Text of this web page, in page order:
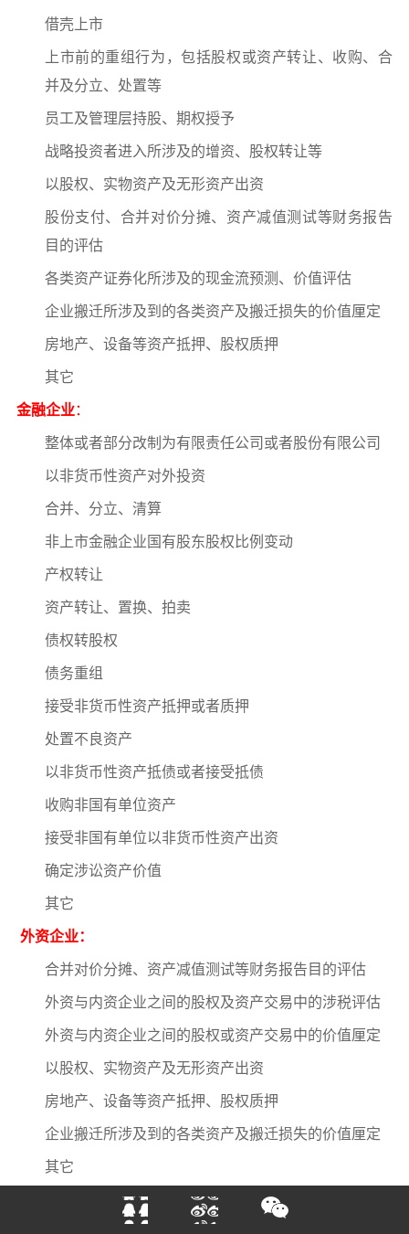
借壳上市
上市前的重组行为，包括股权或资产转让、收购、合
并及分立、处置等
员工及管理层持股、期权授予
战略投资者进入所涉及的增资、股权转让等
以股权、实物资产及无形资产出资
股份支付、合并对价分摊、资产减值测试等财务报告
目的评估
各类资产证券化所涉及的现金流预测、价值评估
企业搬迁所涉及到的各类资产及搬迁损失的价值厘定
房地产、设备等资产抵押、股权质押
其它
金融企业：
整体或者部分改制为有限责任公司或者股份有限公司
以非货币性资产对外投资
合并、分立、清算
非上市金融企业国有股东股权比例变动
产权转让
资产转让、置换、拍卖
债权转股权
债务重组
接受非货币性资产抵押或者质押
处置不良资产
以非货币性资产抵债或者接受抵债
收购非国有单位资产
接受非国有单位以非货币性资产出资
确定涉讼资产价值
其它
外资企业：
合并对价分摊、资产减值测试等财务报告目的评估
外资与内资企业之间的股权及资产交易中的涉税评估
外资与内资企业之间的股权或资产交易中的价值厘定
以股权、实物资产及无形资产出资
房地产、设备等资产抵押、股权质押
企业搬迁所涉及到的各类资产及搬迁损失的价值厘定
其它